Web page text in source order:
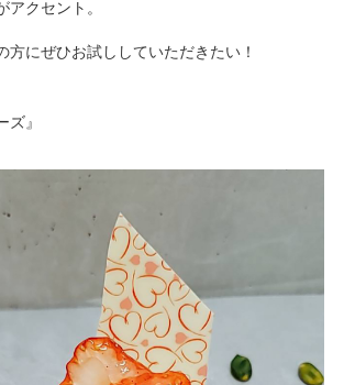
アクセント。
方にぜひお試ししていただきたい！
』